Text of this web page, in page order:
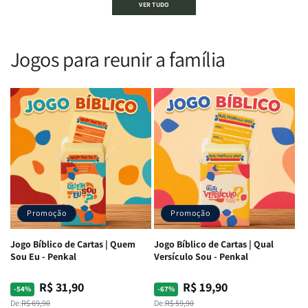
Almeida
Letra
Média
Full
Color
Brochura
Rei
Leão
Almeida
Letra
Média
&amp;
Full
Color
|
Brochura
|
Rei
Leão
PPM
|
|
Full
Color
Capa
Dura
Harpa
|
-
Cruz
Laranja
|
Full
Color
|
Capa
Dura
Harpa
|
-
Cruz
Laranja
VER TUDO
Jogos para reunir a família
Promoção
Jogo Bíblico de Cartas | Quem
Sou Eu - Penkal
-54%
Preço
De:R$ 69,90
PreçoR$ 31,90
Promoção
Jogo Bíblico de Cartas | Qual
Versículo Sou - Penkal
-67%
Preço
De:R$ 59,90
PreçoR$ 19,90